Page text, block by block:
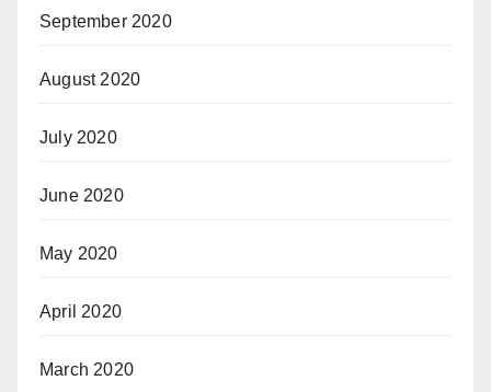
September 2020
August 2020
July 2020
June 2020
May 2020
April 2020
March 2020